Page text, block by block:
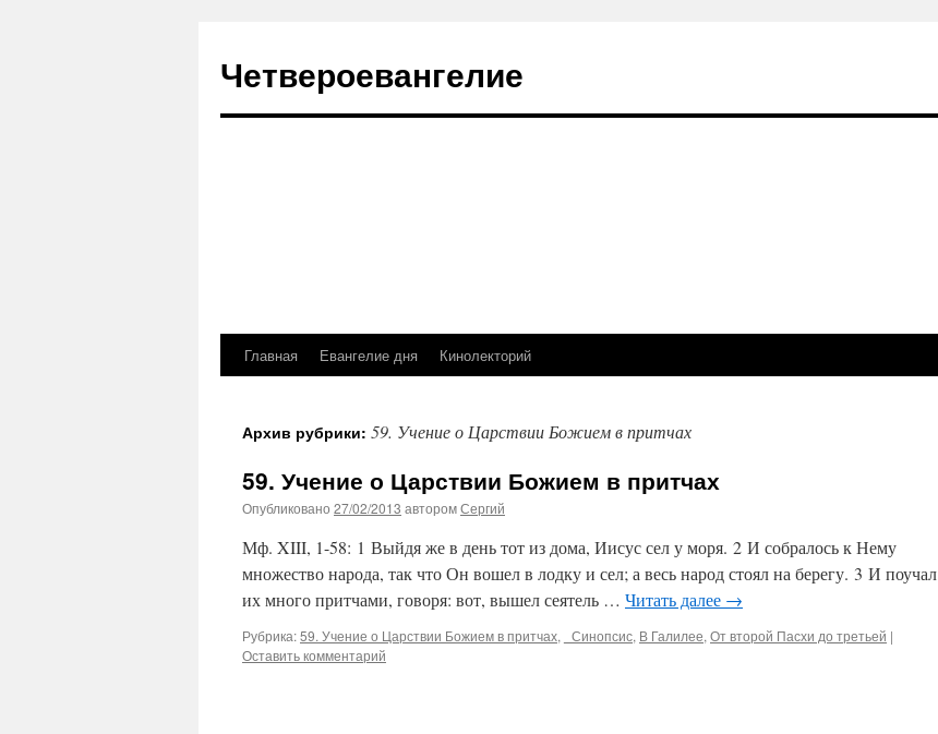
Четвероевангелие
Перейти
содержимому
Главная Евангелие дня Кинолекторий
Архив рубрики: 59. Учение о Царствии Божием в притчах
59. Учение о Царствии Божием в притчах
Опубликовано 27/02/2013 авторомСергий
Мф. XIII, 1-58: 1 Выйдя же в день тот из дома, Иисус сел у моря. 2 И собралось к Нему
множество народа, так что Он вошел в лодку и сел; а весь народ стоял на берегу. 3 И поучал
их много притчами, говоря: вот, вышел сеятель … Читать далее →
Рубрика:59. Учение о Царствии Божием в притчах, _Синопсис, В Галилее, От второй Пасхи до третьей |
Оставить комментарий